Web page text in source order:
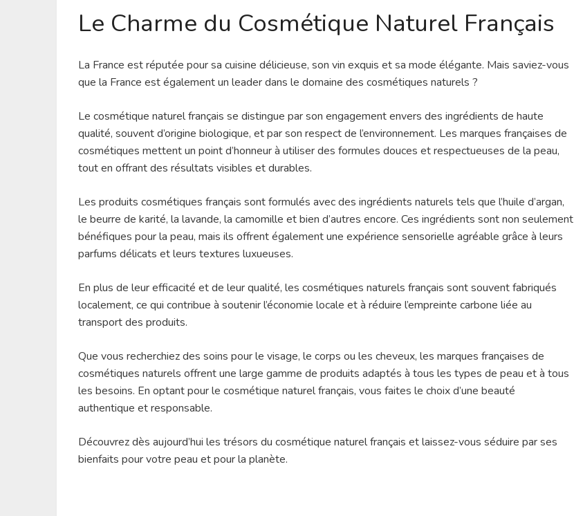
Le Charme du Cosmétique Naturel Français
La France est réputée pour sa cuisine délicieuse, son vin exquis et sa mode élégante. Mais saviez-vous
que la France est également un leader dans le domaine des cosmétiques naturels ?
Le cosmétique naturel français se distingue par son engagement envers des ingrédients de haute
qualité, souvent d’origine biologique, et par son respect de l’environnement. Les marques françaises de
cosmétiques mettent un point d’honneur à utiliser des formules douces et respectueuses de la peau,
tout en offrant des résultats visibles et durables.
Les produits cosmétiques français sont formulés avec des ingrédients naturels tels que l’huile d’argan,
le beurre de karité, la lavande, la camomille et bien d’autres encore. Ces ingrédients sont non seulement
bénéfiques pour la peau, mais ils offrent également une expérience sensorielle agréable grâce à leurs
parfums délicats et leurs textures luxueuses.
En plus de leur efficacité et de leur qualité, les cosmétiques naturels français sont souvent fabriqués
localement, ce qui contribue à soutenir l’économie locale et à réduire l’empreinte carbone liée au
transport des produits.
Que vous recherchiez des soins pour le visage, le corps ou les cheveux, les marques françaises de
cosmétiques naturels offrent une large gamme de produits adaptés à tous les types de peau et à tous
les besoins. En optant pour le cosmétique naturel français, vous faites le choix d’une beauté
authentique et responsable.
Découvrez dès aujourd’hui les trésors du cosmétique naturel français et laissez-vous séduire par ses
bienfaits pour votre peau et pour la planète.